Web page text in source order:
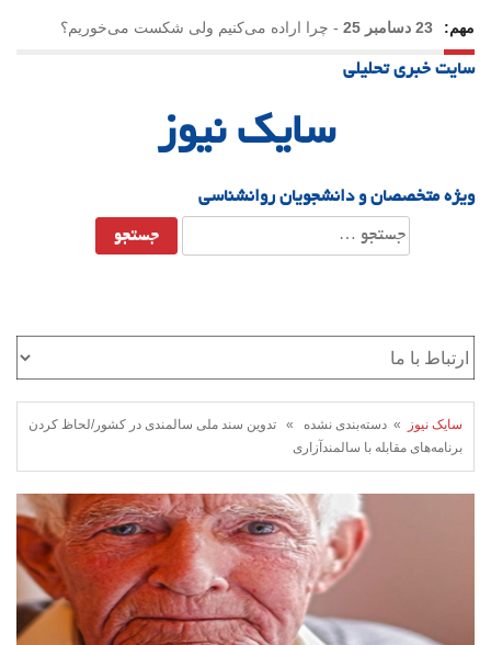
مهم: 23 دسامبر 25 - چرا اراده می‌کنیم ولی شکست می‌خوریم؟
21 دسامبر 25
سایت خبری تحلیلی
سایک نیوز
ویژه متخصصان و دانشجویان روانشناسی
جستجو
برای:
سایک نیوز
» دسته‌بندی نشده » تدوین سند ملی سالمندی در کشور/لحاظ کردن
برنامه‌های مقابله با سالمندآزاری